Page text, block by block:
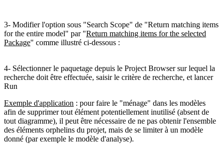
3- Modifier l'option sous "Search Scope" de "Return matching items
for the entire model" par "Return matching items for the selected
Package" comme illustré ci-dessous :
4- Sélectionner le paquetage depuis le Project Browser sur lequel la
recherche doit être effectuée, saisir le critère de recherche, et lancer
Run
Exemple d'application : pour faire le "ménage" dans les modèles
afin de supprimer tout élément potentiellement inutilisé (absent de
tout diagramme), il peut être nécessaire de ne pas obtenir l'ensemble
des éléments orphelins du projet, mais de se limiter à un modèle
donné (par exemple le modèle d'analyse).